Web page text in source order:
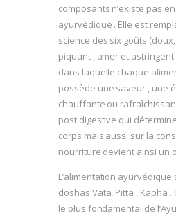
composants n’existe pas
ayurvédique . Elle est
science des six goûts
piquant , amer et astringent
dans laquelle chaque
possède une saveur , une
chauffante ou
post digestive qui
corps mais aussi sur la
nourriture devient ainsi un
L’alimentation ayurvédique
doshas:Vata, Pitta , Kapha .
le plus fondamental de